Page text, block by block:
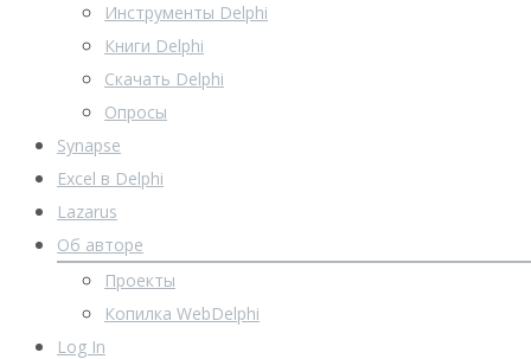
Инструменты Delphi
Книги Delphi
Скачать Delphi
Опросы
Synapse
Excel в Delphi
Lazarus
Об авторе
Проекты
Копилка WebDelphi
Log In